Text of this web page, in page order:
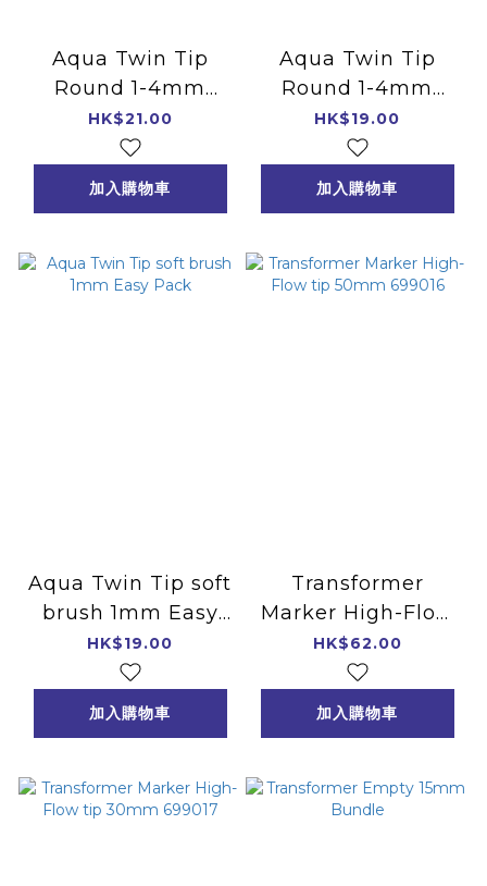
Aqua Twin Tip
Round 1-4mm
Easy Pack
HK$21.00
加入購物車
Aqua Twin Tip
Round 1-4mm
Easy Pack
HK$19.00
加入購物車
Aqua Twin Tip soft
brush 1mm Easy
Pack
HK$19.00
加入購物車
Transformer
Marker High-Flow
tip 50mm 699016
HK$62.00
加入購物車